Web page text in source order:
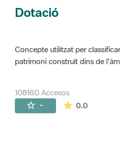
Dotació
Concepte utilitzat per
patrimoni construït dins de
108160 Accesos
- 0.0La